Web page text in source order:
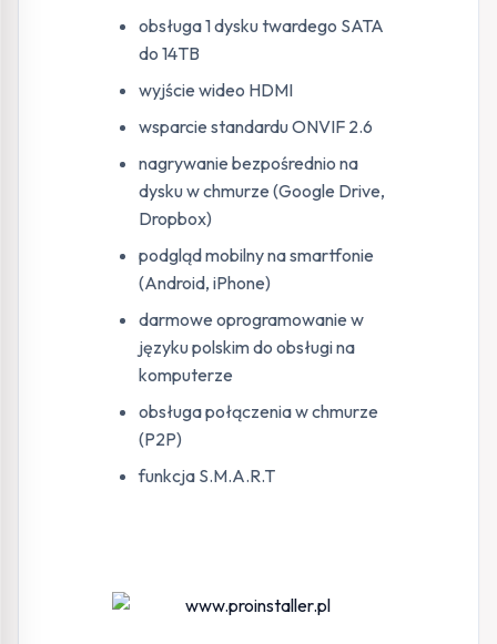
obsługa 1 dysku twardego SATA
do 14TB
wyjście wideo HDMI
wsparcie standardu ONVIF 2.6
nagrywanie bezpośrednio na
dysku w chmurze (Google Drive,
Dropbox)
podgląd mobilny na smartfonie
(Android, iPhone)
darmowe oprogramowanie w
języku polskim do obsługi na
komputerze
obsługa połączenia w chmurze
(P2P)
funkcja S.M.A.R.T